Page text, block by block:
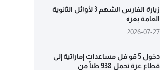
زيارة الفارس الشهم 3 لأوائل الثانوية
العامة بغزة
2026-07-27
دخول 5 قوافل مساعدات إماراتية إلى
قطاع غزة تحمل 938 طناً من